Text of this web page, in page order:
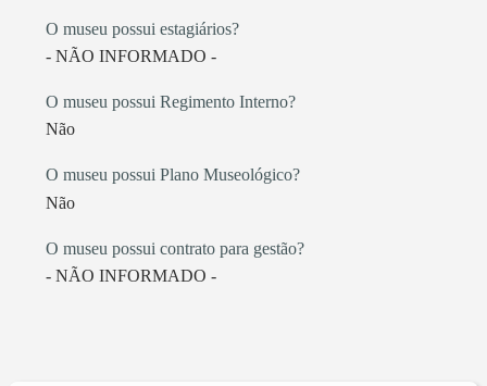
O museu possui estagiários?
- NÃO INFORMADO -
O museu possui Regimento Interno?
Não
O museu possui Plano Museológico?
Não
O museu possui contrato para gestão?
- NÃO INFORMADO -